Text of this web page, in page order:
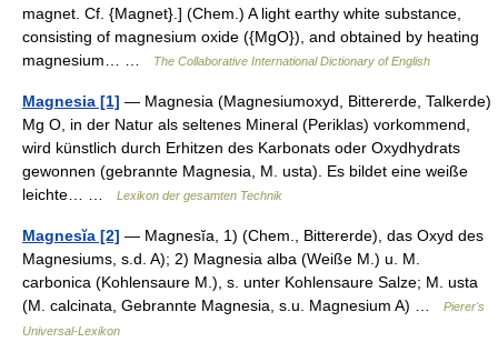
magnet. Cf. {Magnet}.] (Chem.) A light earthy white substance,
consisting of magnesium oxide ({MgO}), and obtained by heating
magnesium… …
The Collaborative International Dictionary of English
Magnesia [1] — Magnesia (Magnesiumoxyd, Bittererde, Talkerde)
Mg O, in der Natur als seltenes Mineral (Periklas) vorkommend,
wird künstlich durch Erhitzen des Karbonats oder Oxydhydrats
gewonnen (gebrannte Magnesia, M. usta). Es bildet eine weiße
leichte… …
Lexikon der gesamten Technik
Magnesĭa [2] — Magnesĭa, 1) (Chem., Bittererde), das Oxyd des
Magnesiums, s.d. A); 2) Magnesia alba (Weiße M.) u. M.
carbonica (Kohlensaure M.), s. unter Kohlensaure Salze; M. usta
(M. calcinata, Gebrannte Magnesia, s.u. Magnesium A) …
Pierer's
Universal-Lexikon